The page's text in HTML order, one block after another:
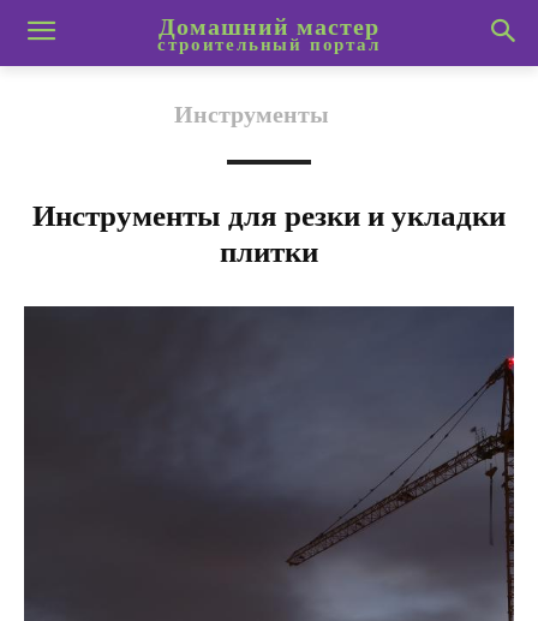
Домашний мастер
строительный портал
Инструменты
Инструменты для резки и укладки
плитки